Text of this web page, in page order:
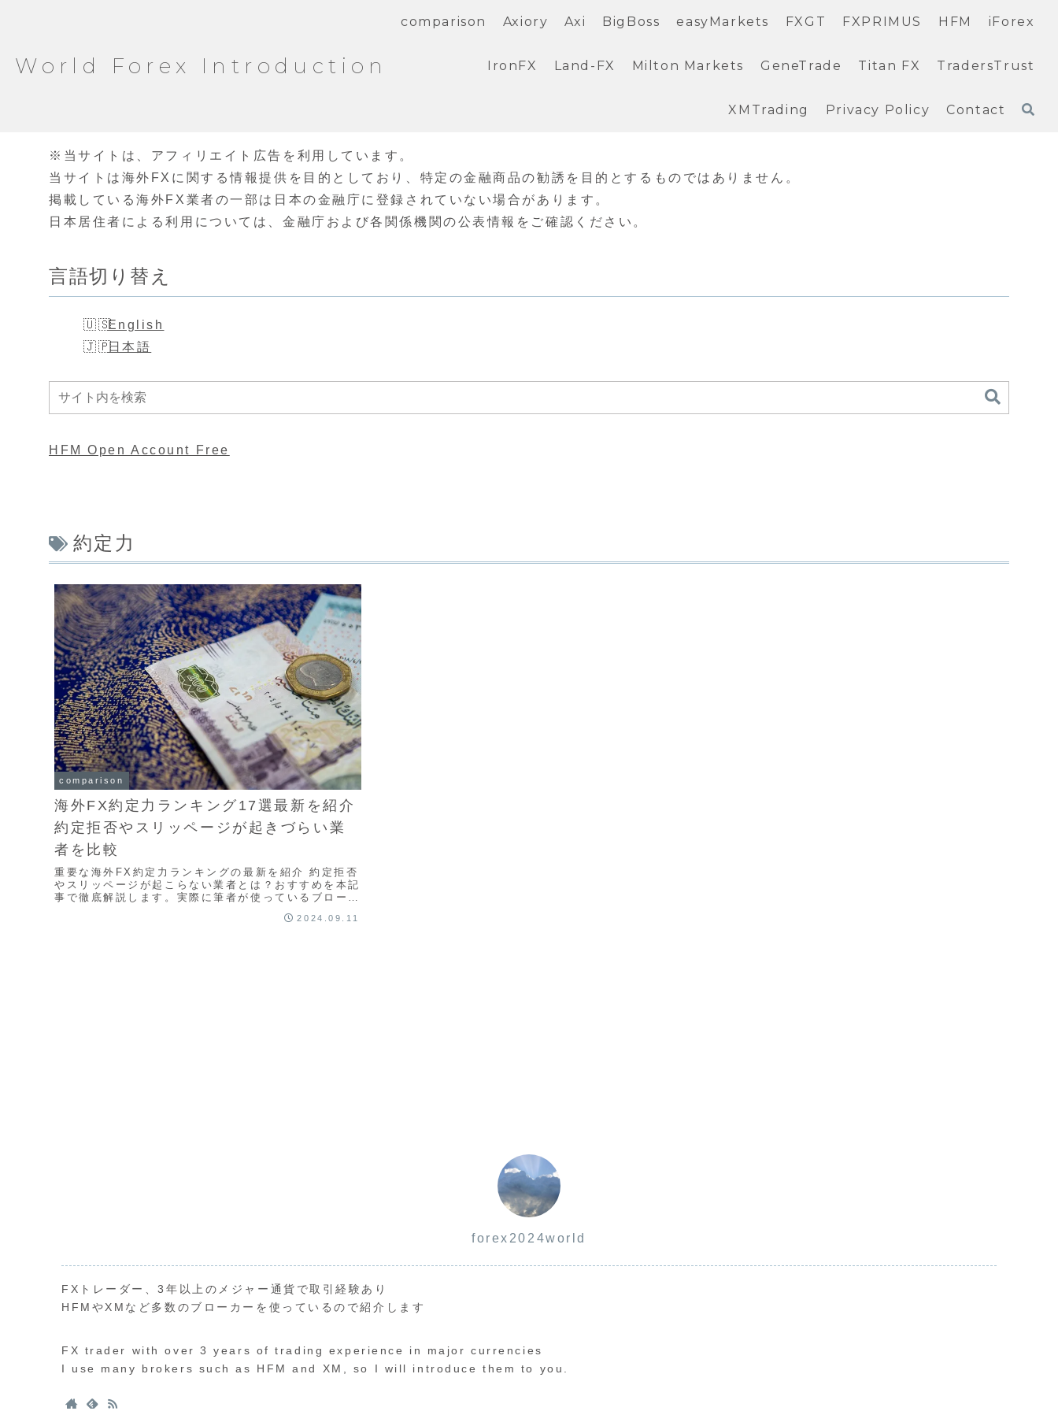
World Forex Introduction
comparison Axiory Axi BigBoss easyMarkets FXGT FXPRIMUS HFM iForex
IronFX Land-FX Milton Markets GeneTrade Titan FX TradersTrust
XMTrading Privacy Policy Contact
※当サイトは、アフィリエイト広告を利用しています。
当サイトは海外FXに関する情報提供を目的としており、特定の金融商品の勧誘を目的とするものではありません。
掲載している海外FX業者の一部は日本の金融庁に登録されていない場合があります。
日本居住者による利用については、金融庁および各関係機関の公表情報をご確認ください。
言語切り替え
English
日本語
HFM Open Account Free
約定力
comparison
海外FX約定力ランキング17選最新を紹介
約定拒否やスリッページが起きづらい業
者を比較
重要な海外FX約定力ランキングの最新を紹介 約定拒否
やスリッページが起こらない業者とは？おすすめを本記
事で徹底解説します。実際に筆者が使っているブローカ
くに短期トレードやスキャルピングトレードには大きな
2024.09.11
forex2024world
FXトレーダー、3年以上のメジャー通貨で取引経験あり
HFMやXMなど多数のブローカーを使っているので紹介します
FX trader with over 3 years of trading experience in major currencies
I use many brokers such as HFM and XM, so I will introduce them to you.